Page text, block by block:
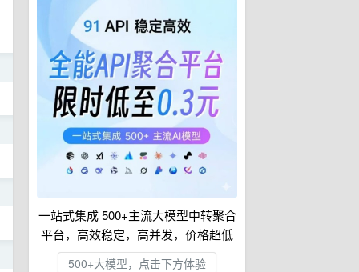
一站式集成 500+主流大模型中转聚合
平台，高效稳定，高并发，价格超低
500+大模型，点击下方体验